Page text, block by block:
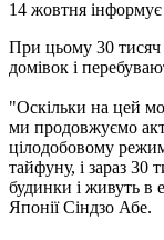
14 жовтня інформує
При цьому 30 тисяч
домівок і
"Оскільки на цей
ми продовжуємо
цілодобовому
тайфуну, і зараз 30
будинки і живуть в
Японії Сіндзо Абе.